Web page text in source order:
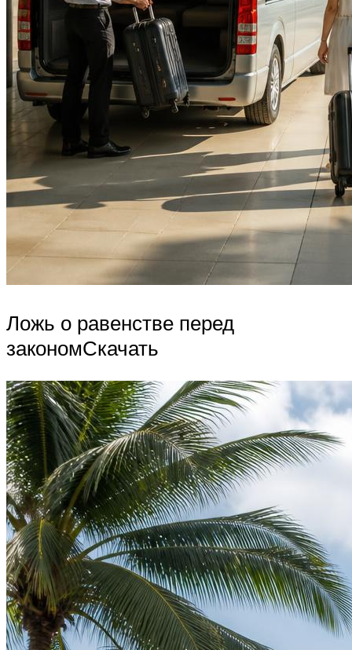
Ложь о равенстве перед
закономСкачать